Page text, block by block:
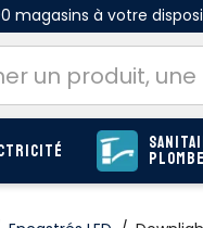
magasins à votre